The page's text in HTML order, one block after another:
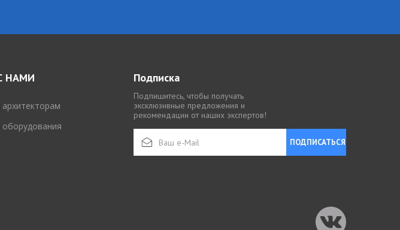
НАМИ Подписка
Подпишитесь, чтобы получать
эксклюзивные предложения и
рекомендации от наших экспертов!
ПОДПИСАТЬСЯ